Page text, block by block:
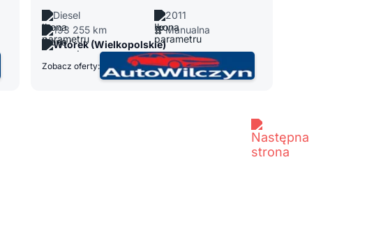
Diesel
2011
193 255 km
Manualna
Wtórek (Wielkopolskie)
Zobacz oferty: